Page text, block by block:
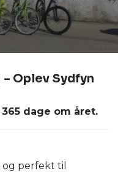
– Oplev Sydfyn
dage om året.
perfekt til